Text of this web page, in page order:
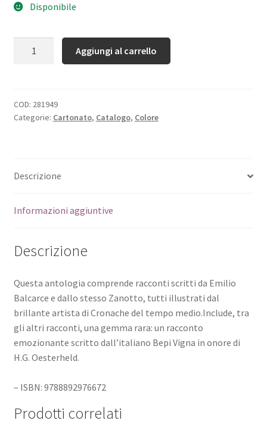
Disponibile
Aggiungi al carrello
COD: 281949
Categorie: Cartonato, Catalogo, Colore
Descrizione
Informazioni aggiuntive
Descrizione
Questa antologia comprende racconti scritti da Emilio
Balcarce e dallo stesso Zanotto, tutti illustrati dal
brillante artista di Cronache del tempo medio.Include, tra
gli altri racconti, una gemma rara: un racconto
emozionante scritto dall’italiano Bepi Vigna in onore di
H.G. Oesterheld.
– ISBN: 9788892976672
Prodotti correlati